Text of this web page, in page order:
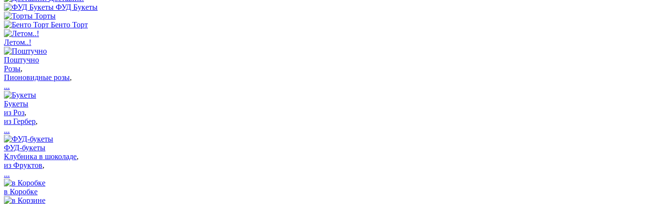
ФУД Букеты
Торты
Бенто Торт
Летом..!
Поштучно
Розы,
Пионовидные розы,
...
Букеты
из Роз,
из Гербер,
...
ФУД-букеты
Клубника в шоколаде,
из Фруктов,
...
в Коробке